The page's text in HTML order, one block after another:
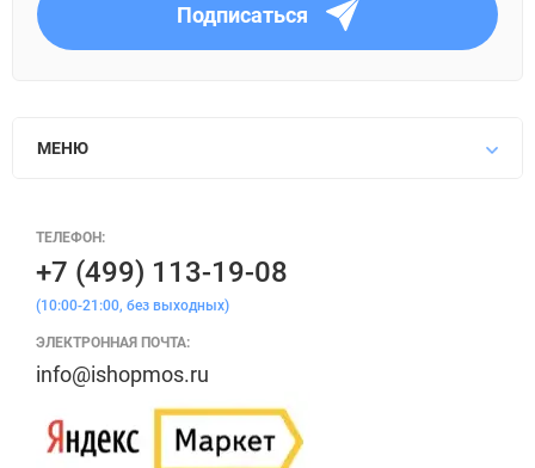
Подписаться
МЕНЮ
ТЕЛЕФОН:
+7 (499) 113-19-08
(10:00-21:00, без выходных)
ЭЛЕКТРОННАЯ ПОЧТА:
info@ishopmos.ru